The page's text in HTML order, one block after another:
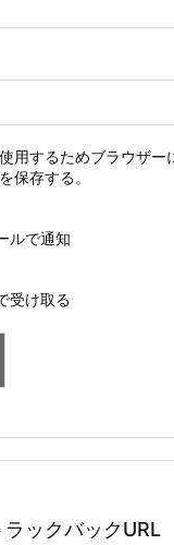
用するためブラウザー
保存する。
ルで通知
受け取る
ックバックURL